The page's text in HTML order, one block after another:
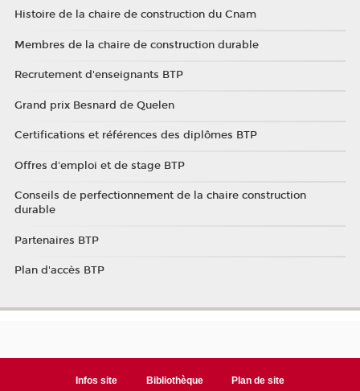
Histoire de la chaire de construction du Cnam
Membres de la chaire de construction durable
Recrutement d'enseignants BTP
Grand prix Besnard de Quelen
Certifications et références des diplômes BTP
Offres d'emploi et de stage BTP
Conseils de perfectionnement de la chaire construction
durable
Partenaires BTP
Plan d'accès BTP
Infos site Bibliothèque Plan de site